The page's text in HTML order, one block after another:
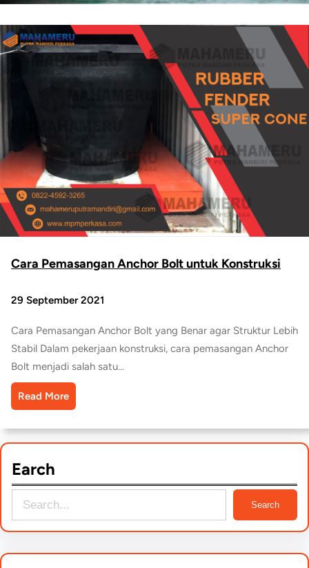
Cara Pemasangan Anchor Bolt untuk Konstruksi
29 September 2021
Cara Pemasangan Anchor Bolt yang Benar agar Struktur Lebih
Stabil Dalam pekerjaan konstruksi, cara pemasangan Anchor
Bolt menjadi salah satu…
Read More
Earch
e
Search